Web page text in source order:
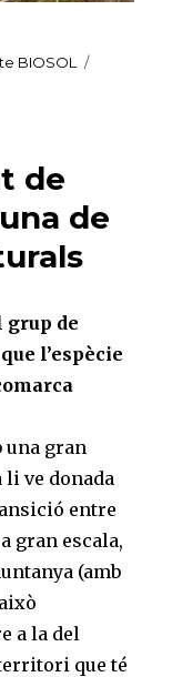
BIOSOL
de
de
grup de
l’espècie
una gran
ve donada
entre
gran escala,
(amb
a la del
que té